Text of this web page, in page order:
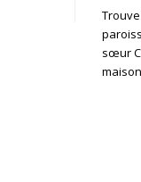
sœur